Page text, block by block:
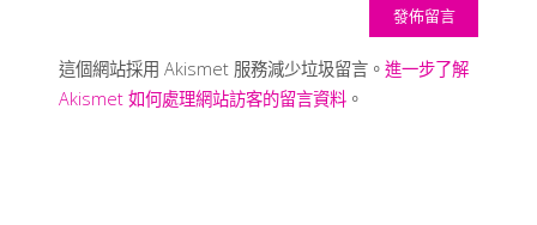
這個網站採用 Akismet 服務減少垃圾留言。 進一步了解
Akismet 如何處理網站訪客的留言資料。